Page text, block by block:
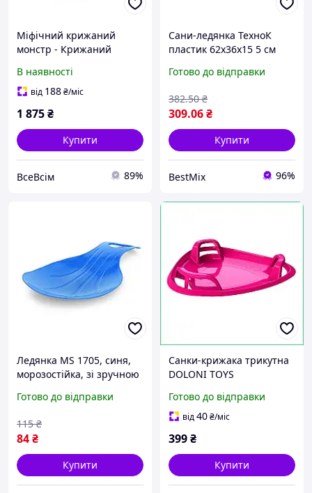
Міфічний крижаний
монстр - Крижаний
і киркою, Рухома фігурка
в стилі фентезі, Міцні
В наявності
від 188₴/міс
1 875₴
Купити
ВсеВсім 89%
Сани-ледянка ТехноК
пластик 62х36х15 5 см
Готово до відправки
309.06₴
382.50 ₴
Купити
BestMix 96%
Ледянка MS 1705, синя,
морозостійка, зі зручною
40 кг
Готово до відправки
84₴
115 ₴
Купити
Санки-крижака трикутна
DOLONI TOYS
для швидкісного спуску з
ручками посилена
Готово до відправки
від40₴/міс
399₴
Купити